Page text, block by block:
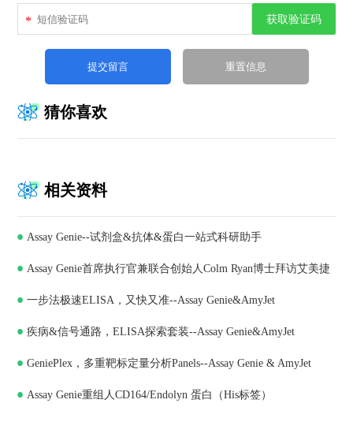
* 获取验证码
猜你喜欢
相关资料
Assay Genie--试剂盒&抗体&蛋白一站式科研助手
Assay Genie首席执行官兼联合创始人Colm Ryan博士拜访艾美捷
科技，深化合作共谋发展
一步法极速ELISA，又快又准--Assay Genie&AmyJet
疾病&信号通路，ELISA探索套装--Assay Genie&AmyJet
GeniePlex，多重靶标定量分析Panels--Assay Genie & AmyJet
Assay Genie重组人CD164/Endolyn 蛋白（His标签）